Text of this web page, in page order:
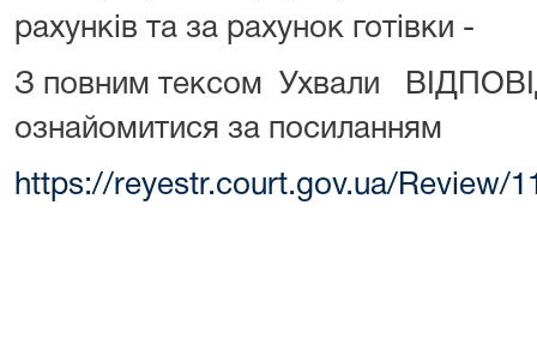
рахунків та за рахунок готівки -
З повним тексом Ухвали
ознайомитися за посиланням
https://reyestr.court.gov.ua/Review/